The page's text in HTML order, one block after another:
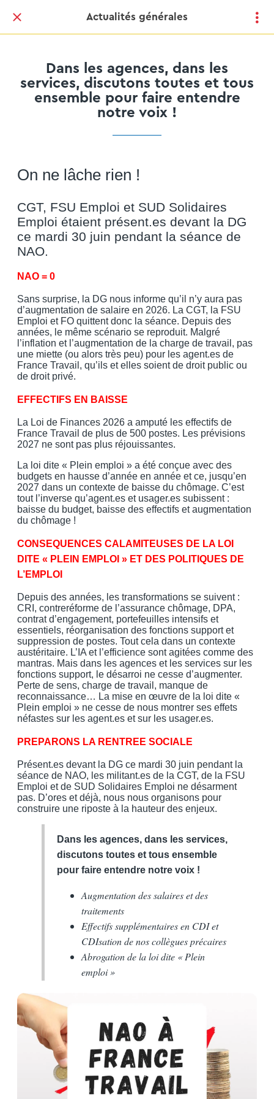
Actualités générales
Dans les agences, dans les
services, discutons toutes et tous
ensemble pour faire entendre
notre voix !
On ne lâche rien !
CGT, FSU Emploi et SUD Solidaires
Emploi étaient présent.es devant la DG
ce mardi 30 juin pendant la séance de
NAO.
NAO = 0
Sans surprise, la DG nous informe qu’il n’y aura pas
d’augmentation de salaire en 2026. La CGT, la FSU
Emploi et FO quittent donc la séance. Depuis des
années, le même scénario se reproduit. Malgré
l’inflation et l’augmentation de la charge de travail, pas
une miette (ou alors très peu) pour les agent.es de
France Travail, qu’ils et elles soient de droit public ou
de droit privé.
EFFECTIFS EN BAISSE
La Loi de Finances 2026 a amputé les effectifs de
France Travail de plus de 500 postes. Les prévisions
2027 ne sont pas plus réjouissantes.
La loi dite « Plein emploi » a été conçue avec des
budgets en hausse d’année en année et ce, jusqu’en
2027 dans un contexte de baisse du chômage. C’est
tout l’inverse qu’agent.es et usager.es subissent :
baisse du budget, baisse des effectifs et augmentation
du chômage !
CONSEQUENCES CALAMITEUSES DE LA LOI
DITE « PLEIN EMPLOI » ET DES POLITIQUES DE
L’EMPLOI
Depuis des années, les transformations se suivent :
CRI, contreréforme de l’assurance chômage, DPA,
contrat d’engagement, portefeuilles intensifs et
essentiels, réorganisation des fonctions support et
suppression de postes. Tout cela dans un contexte
austéritaire. L’IA et l’efficience sont agitées comme des
mantras. Mais dans les agences et les services sur les
fonctions support, le désarroi ne cesse d’augmenter.
Perte de sens, charge de travail, manque de
reconnaissance… La mise en œuvre de la loi dite «
Plein emploi » ne cesse de nous montrer ses effets
néfastes sur les agent.es et sur les usager.es.
PREPARONS LA RENTREE SOCIALE
Présent.es devant la DG ce mardi 30 juin pendant la
séance de NAO, les militant.es de la CGT, de la FSU
Emploi et de SUD Solidaires Emploi ne désarment
pas. D’ores et déjà, nous nous organisons pour
construire une riposte à la hauteur des enjeux.
Dans les agences, dans les services,
discutons toutes et tous ensemble
pour ​faire entendre notre voix !
​Augmentation des salaires et des
traitements
Effectifs supplémentaires en CDI et
CDIsation de nos collègues précaires
Abrogation de la loi dite « Plein
emploi »